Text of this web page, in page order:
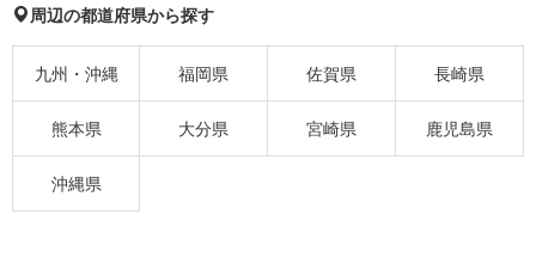
周辺の都道府県から探す
九州・沖縄 福岡県 佐賀県 長崎県
熊本県 大分県 宮崎県 鹿児島県
沖縄県